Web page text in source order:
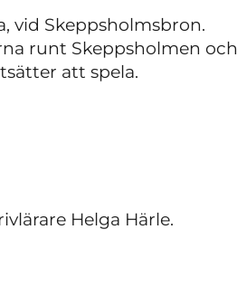
vid Skeppsholmsbron.
runt Skeppsholmen och
att spela.
Helga Härle.